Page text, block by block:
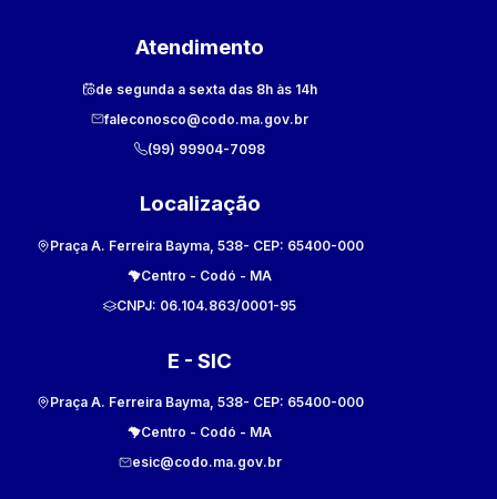
Atendimento
de segunda a sexta das 8h às 14h
faleconosco@codo.ma.gov.br
(99) 99904-7098
Localização
Praça A. Ferreira Bayma, 538- CEP: 65400-000
Centro - Codó - MA
CNPJ: 06.104.863/0001-95
E - SIC
Praça A. Ferreira Bayma, 538- CEP: 65400-000
Centro - Codó - MA
esic@codo.ma.gov.br